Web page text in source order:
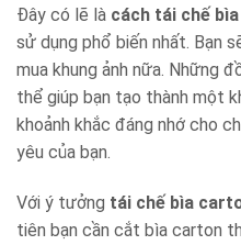
Đây có lẽ là cách tái chế
sử dụng phổ biến nhất. Bạn
mua khung ảnh nữa. Những
thể giúp bạn tạo thành một
khoảnh khắc đáng nhớ cho
yêu của bạn.
Với ý tưởng tái chế bìa
tiên bạn cần cắt bìa carton